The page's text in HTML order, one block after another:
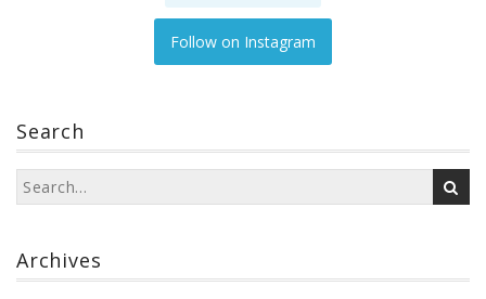
Follow on Instagram
Search
Archives